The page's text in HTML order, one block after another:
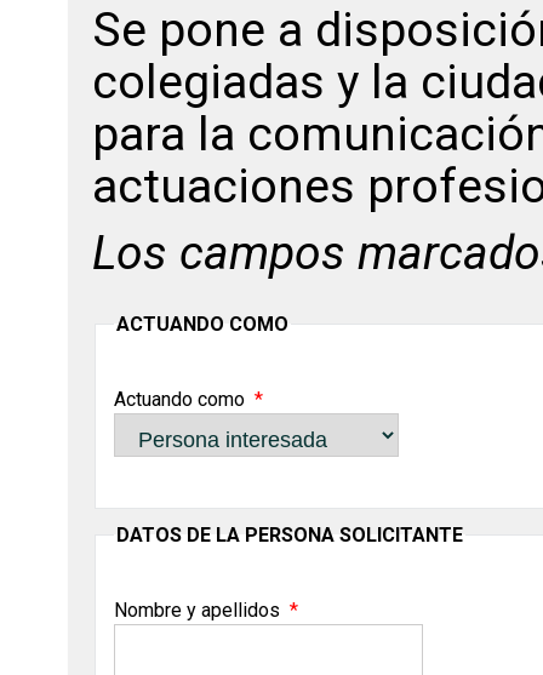
Se pone a
colegiadas y la
para la
actuaciones
Los campos
ACTUANDO COMO
Actuando como
DATOS DE LA PERSONA SOLICITANTE
Nombre y apellidos